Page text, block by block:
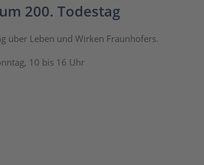
200. Todestag
über Leben und Wirken Fraunhofers.
10 bis 16 Uhr